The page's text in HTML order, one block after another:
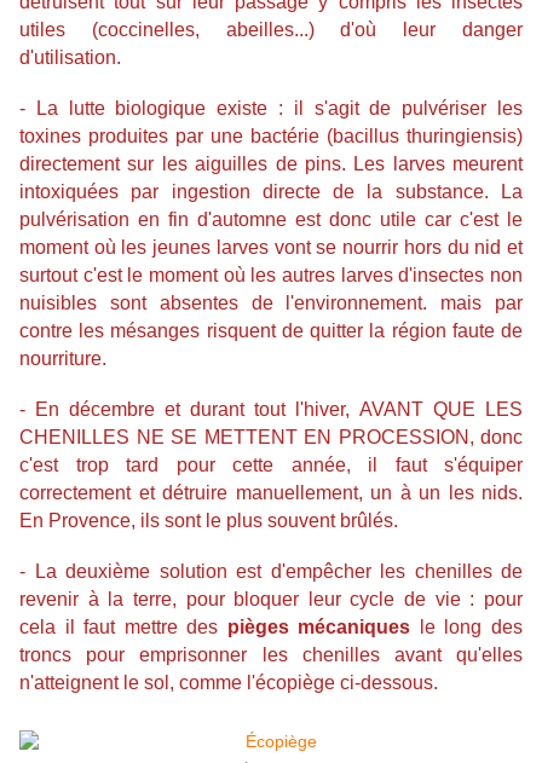
utiles (coccinelles, abeilles...) d'où leur danger
d'utilisation.
- La lutte biologique existe : il s'agit de pulvériser les
toxines produites par une bactérie (bacillus thuringiensis)
directement sur les aiguilles de pins. Les larves meurent
intoxiquées par ingestion directe de la substance. La
pulvérisation en fin d'automne est donc utile car c'est le
moment où les jeunes larves vont se nourrir hors du nid et
surtout c'est le moment où les autres larves d'insectes non
nuisibles sont absentes de l'environnement. mais par
contre les mésanges risquent de quitter la région faute de
nourriture.
- En décembre et durant tout l'hiver, AVANT QUE LES
CHENILLES NE SE METTENT EN PROCESSION, donc
c'est trop tard pour cette année, il faut s'équiper
correctement et détruire manuellement, un à un les nids.
En Provence, ils sont le plus souvent brûlés.
- La deuxième solution est d'empêcher les chenilles de
revenir à la terre, pour bloquer leur cycle de vie : pour
cela il faut mettre des pièges mécaniques le long des
troncs pour emprisonner les chenilles avant qu'elles
n'atteignent le sol, comme l'écopiège ci-dessous.